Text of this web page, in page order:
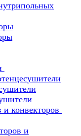
и конвекторов
и